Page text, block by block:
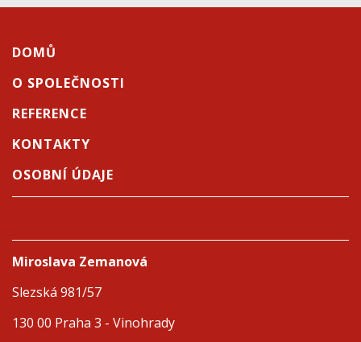
DOMŮ
O SPOLEČNOSTI
REFERENCE
KONTAKTY
OSOBNÍ ÚDAJE
Miroslava Zemanová
Slezská 981/57
130 00 Praha 3 - Vinohrady